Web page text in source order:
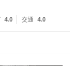
4.0 交通 4.0